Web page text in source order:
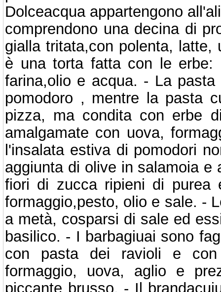
Dolceacqua appartengono
comprendono una decina di
gialla tritata,con polenta,
è una torta fatta con le
farina,olio e acqua. - La
pomodoro , mentre la pasta
pizza, ma condita con erbe
amalgamate con uova,
l'insalata estiva di pomodori
aggiunta di olive in salamoia e
fiori di zucca ripieni di purea
formaggio,pesto, olio e sale. -
a metà, cosparsi di sale ed
basilico. - I barbagiuai sono
con pasta dei ravioli e con
formaggio, uova, aglio e
piccante brusso. - Il